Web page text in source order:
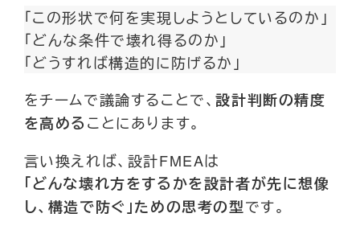
「この形状で何を実現しようとしているのか」
「どんな条件で壊れ得るのか」
「どうすれば構造的に防げるか」
をチームで議論することで、設計判断の精度
を高めることにあります。
言い換えれば、設計FMEAは
「どんな壊れ方をするかを設計者が先に想像
し、構造で防ぐ」ための思考の型です。